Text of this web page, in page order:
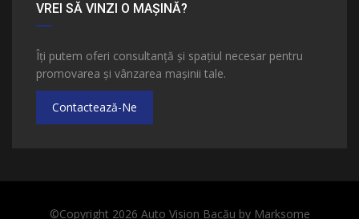
VREI SĂ VINZI O MAȘINĂ?
Îți putem oferi consultanță și spațiul necesar pentru
promovarea și vânzarea mașinii tale.
Contactează-Ne
©Copyright 2026 Auto Vision Bacău by Marksome